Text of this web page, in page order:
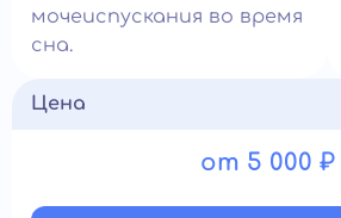
мочеиспускания во время
сна.
Цена
от 5 000 ₽